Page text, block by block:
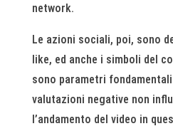
network.
Le azioni sociali, poi, sono
like, ed anche i simboli del
sono parametri
valutazioni negative non
l’andamento del video in